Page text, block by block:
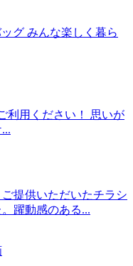
グ みんな楽しく暮ら
利用ください！ 思いが
提供いただいたチラシ
躍動感のある...